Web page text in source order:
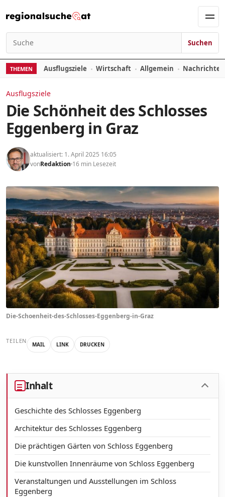
Suchen nach:
Suchen
THEMEN Ausflugsziele Wirtschaft Allgemein
Ausflugsziele
Die Schönheit des Schlosses
Eggenberg in Graz
aktualisiert: 1. April 2025 16:05
vonRedaktion 16 min Lesezeit
Die-Schoenheit-des-Schlosses-Eggenberg-in-Graz
TEILEN MAIL LINK DRUCKEN
Inhalt
Geschichte des Schlosses Eggenberg
Architektur des Schlosses Eggenberg
Die prächtigen Gärten von Schloss Eggenberg
Die kunstvollen Innenräume von Schloss Eggenberg
Veranstaltungen und Ausstellungen im Schloss
Eggenberg